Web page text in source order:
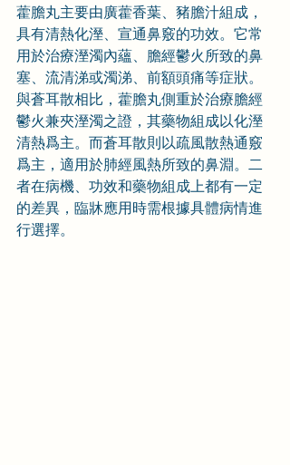
藿膽丸主要由廣藿香葉、豬膽汁組成，
具有清熱化溼、宣通鼻竅的功效。它常
用於治療溼濁內蘊、膽經鬱火所致的鼻
塞、流清涕或濁涕、前額頭痛等症狀。
與蒼耳散相比，藿膽丸側重於治療膽經
鬱火兼夾溼濁之證，其藥物組成以化溼
清熱爲主。而蒼耳散則以疏風散熱通竅
爲主，適用於肺經風熱所致的鼻淵。二
者在病機、功效和藥物組成上都有一定
的差異，臨牀應用時需根據具體病情進
行選擇。